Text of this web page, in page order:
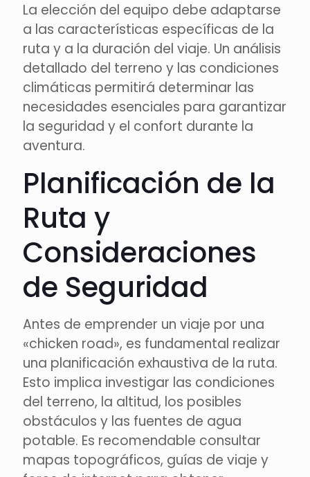
La elección del equipo debe adaptarse
a las características específicas de la
ruta y a la duración del viaje. Un análisis
detallado del terreno y las condiciones
climáticas permitirá determinar las
necesidades esenciales para garantizar
la seguridad y el confort durante la
aventura.
Planificación de la
Ruta y
Consideraciones
de Seguridad
Antes de emprender un viaje por una
«chicken road», es fundamental realizar
una planificación exhaustiva de la ruta.
Esto implica investigar las condiciones
del terreno, la altitud, los posibles
obstáculos y las fuentes de agua
potable. Es recomendable consultar
mapas topográficos, guías de viaje y